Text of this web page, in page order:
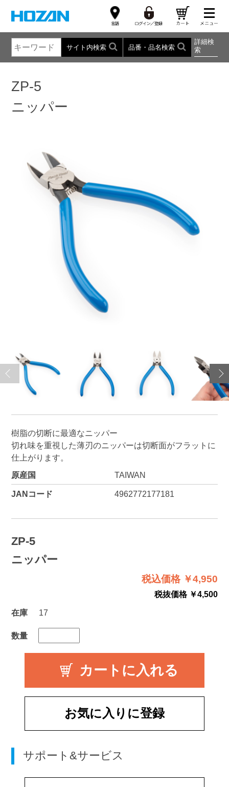
サイト内検索 品番・品名検索
詳細検
索
ZP-5
ニッパー
樹脂の切断に最適なニッパー
切れ味を重視した薄刃のニッパーは切断面がフラットに
仕上がります。
原産国
TAIWAN
JANコード 4962772177181
ZP-5
ニッパー
税込価格 ￥4,950
税抜価格 ￥4,500
在庫
17
数量
お気に入りに登録
サポート&サービス